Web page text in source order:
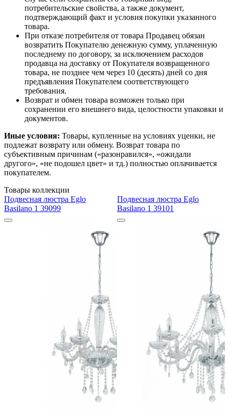
потребительские свойства, а также документ,
подтверждающий факт и условия покупки указанного
товара.
При отказе потребителя от товара Продавец обязан
возвратить Покупателю денежную сумму, уплаченную
последнему по договору, за исключением расходов
продавца на доставку от Покупателя возвращенного
товара, не позднее чем через 10 (десять) дней со дня
предъявления Покупателем соответствующего
требования.
Возврат и обмен товара возможен только при
сохранении его внешнего вида, целостности упаковки и
документов.
Иные условия: Товары, купленные на условиях уценки, не
подлежат возврату или обмену. Возврат товара по
субъективным причинам («разонравился», «ожидали
другого», «не подошел цвет» и тд.) полностью оплачивается
покупателем.
Товары коллекции
Подвесная люстра Eglo
Basilano 1 39099
Подвесная люстра Eglo
Basilano 1 39101